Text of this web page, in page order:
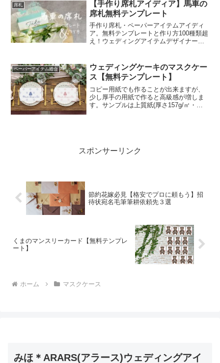
席札
【手作り席札アイディア】馬車の
席札無料テンプレート
手作り席札・ペーパーアイテムアイディ
ア。無料テンプレートと作り方100種類超
え！ウェディングアイテムデザイナーが
ペーパーアイテム総合
ウェディングケーキのマスクケー
ス【無料テンプレート】
コピー用紙でも作ることが出来ますが、
少し厚手の用紙で作ると高級感が増しま
す。サンプルは上質紙(厚さ157g/㎡・
ん。※ボンドは薄く塗ることがキレイに
スポンサーリンク
節約花嫁必見【格安でプロに頼もう】招
待状宛名毛筆筆耕依頼先３選
くまのマンスリーカード【無料テンプレ
ート】
ホーム マスクケース
みほ＊ARARS(アラース)ウェディングアイ